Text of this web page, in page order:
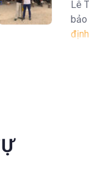
Lê